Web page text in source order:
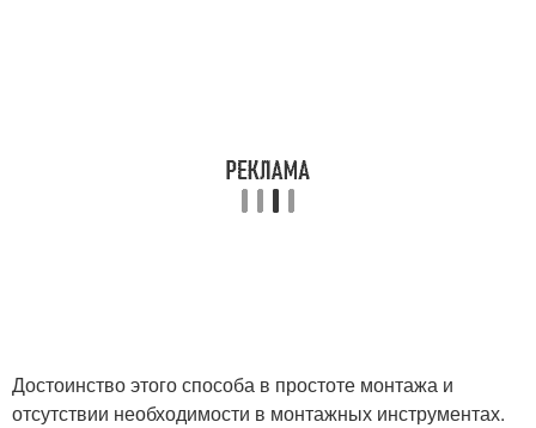
Деревянное перекрытие
Достоинство этого способа в простоте монтажа и
отсутствии необходимости в монтажных инструментах.